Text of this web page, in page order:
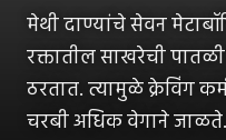
मेथी दाण्यांचे सेवन
रक्तातील साखरेची
ठरतात. त्यामुळे क्रेविंग
चरबी अधिक वेगाने जाळते.